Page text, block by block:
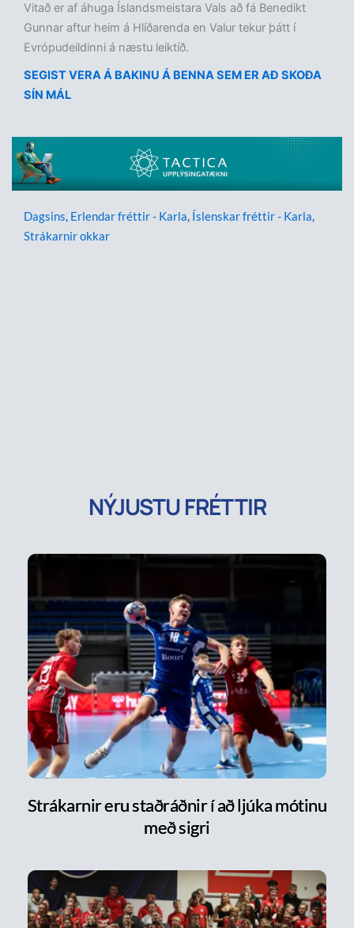
Vitað er af áhuga Íslandsmeistara Vals að fá Benedikt
Gunnar aftur heim á Hlíðarenda en Valur tekur þátt í
Evrópudeildinni á næstu leiktíð.
SEGIST VERA Á BAKINU Á BENNA SEM ER AÐ SKOÐA
SÍN MÁL
Dagsins, Erlendar fréttir - Karla, Íslenskar fréttir - Karla,
Strákarnir okkar
NÝJUSTU FRÉTTIR
Strákarnir eru staðráðnir í að ljúka mótinu
með sigri